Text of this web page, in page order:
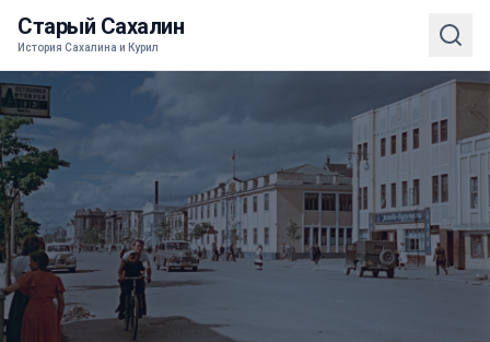
Старый Сахалин
История Сахалина и Курил